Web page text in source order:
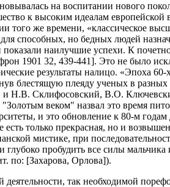
на воспитании нового
к высоким идеалам европейской
того же времени, «классическое
способных, но бедных людей
наилучшие успехи. К
1901 32, 439-441]. Это не было
результаты налицо. «Эпоха 60-
блестящую плеяду ученых в
и Н.В. Склифосовский, В.О.
веком" назвал это время
и это обновление к 80-м годам
только прекрасная, но и
мистике, при
глубоко пробудить все силы
по: [Захарова, Орлова]).
так необходимой